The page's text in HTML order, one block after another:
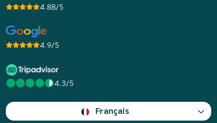
4.88/5
4.9/5
4.3/5
Français